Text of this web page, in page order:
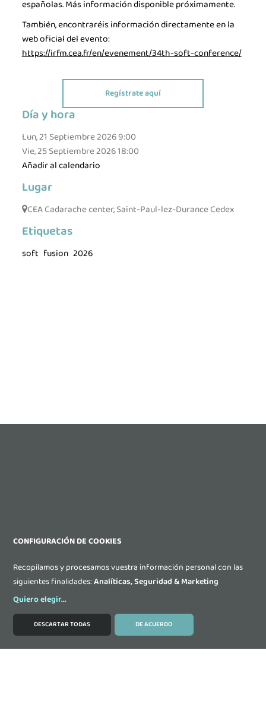
españolas. Más información disponible próximamente.
También, encontraréis información directamente en la
web oficial del evento:
https://irfm.cea.fr/en/evenement/34th-soft-conference/
Regístrate aquí
Día y hora
Lun, 21 Septiembre 20269:00
Vie, 25 Septiembre 202618:00
Añadir al calendario
Lugar
CEA Cadarache center, Saint-Paul-lez-Durance Cedex
Etiquetas
soft fusion 2026
CONFIGURACIÓN DE COOKIES
Recopilamos y procesamos vuestra información personal con las
siguientes finalidades:Analíticas, Seguridad & Marketing
Quiero elegir...
DESCARTAR TODAS DE ACUERDO